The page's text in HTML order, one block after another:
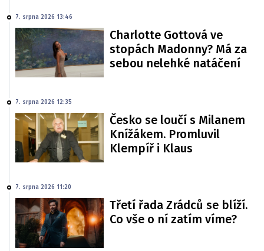
7. srpna 2026 13:46
Charlotte Gottová ve
stopách Madonny? Má za
sebou nelehké natáčení
7. srpna 2026 12:35
Česko se loučí s Milanem
Knížákem. Promluvil
Klempíř i Klaus
7. srpna 2026 11:20
Třetí řada Zrádců se blíží.
Co vše o ní zatím víme?